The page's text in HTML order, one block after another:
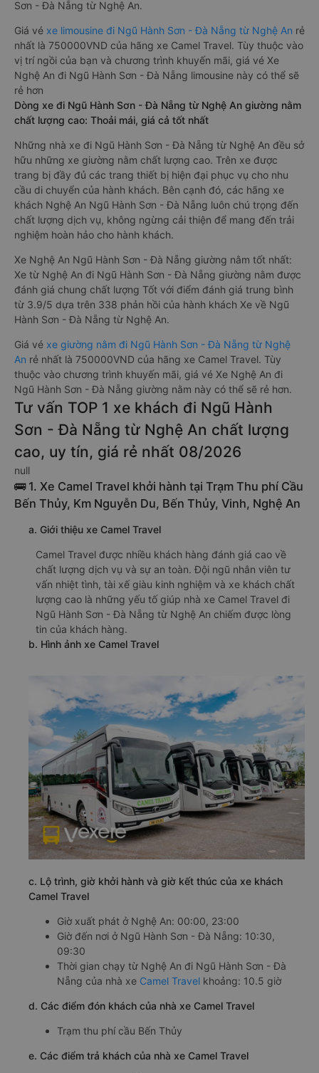
Sơn - Đà Nẵng từ Nghệ An.
Giá vé xe limousine đi Ngũ Hành Sơn - Đà Nẵng từ Nghệ An rẻ
nhất là 750000VND của hãng xe Camel Travel. Tùy thuộc vào
vị trí ngồi của bạn và chương trình khuyến mãi, giá vé Xe
Nghệ An đi Ngũ Hành Sơn - Đà Nẵng limousine này có thể sẽ
rẻ hơn
Dòng xe đi Ngũ Hành Sơn - Đà Nẵng từ Nghệ An giường nằm
chất lượng cao: Thoải mái, giá cả tốt nhất
Những nhà xe đi Ngũ Hành Sơn - Đà Nẵng từ Nghệ An đều sở
hữu những xe giường nằm chất lượng cao. Trên xe được
trang bị đầy đủ các trang thiết bị hiện đại phục vụ cho nhu
cầu di chuyển của hành khách. Bên cạnh đó, các hãng xe
khách Nghệ An Ngũ Hành Sơn - Đà Nẵng luôn chú trọng đến
chất lượng dịch vụ, không ngừng cải thiện để mang đến trải
nghiệm hoàn hảo cho hành khách.
Xe Nghệ An Ngũ Hành Sơn - Đà Nẵng giường nằm tốt nhất:
Xe từ Nghệ An đi Ngũ Hành Sơn - Đà Nẵng giường nằm được
đánh giá chung chất lượng Tốt với điểm đánh giá trung bình
từ 3.9/5 dựa trên 338 phản hồi của hành khách Xe về Ngũ
Hành Sơn - Đà Nẵng từ Nghệ An.
Giá vé xe giường nằm đi Ngũ Hành Sơn - Đà Nẵng từ Nghệ
An rẻ nhất là 750000VND của hãng xe Camel Travel. Tùy
thuộc vào chương trình khuyến mãi, giá vé Xe Nghệ An đi
Ngũ Hành Sơn - Đà Nẵng giường nằm này có thể sẽ rẻ hơn.
Tư vấn TOP 1 xe khách đi Ngũ Hành
Sơn - Đà Nẵng từ Nghệ An chất lượng
cao, uy tín, giá rẻ nhất 08/2026
null
🚌 1. Xe Camel Travel khởi hành tại Trạm Thu phí Cầu
Bến Thủy, Km Nguyễn Du, Bến Thủy, Vinh, Nghệ An
a. Giới thiệu xe Camel Travel
Camel Travel được nhiều khách hàng đánh giá cao về
chất lượng dịch vụ và sự an toàn. Đội ngũ nhân viên tư
vấn nhiệt tình, tài xế giàu kinh nghiệm và xe khách chất
lượng cao là những yếu tố giúp nhà xe Camel Travel đi
Ngũ Hành Sơn - Đà Nẵng từ Nghệ An chiếm được lòng
tin của khách hàng.
b. Hình ảnh xe Camel Travel
c. Lộ trình, giờ khởi hành và giờ kết thúc của xe khách
Camel Travel
Giờ xuất phát ở Nghệ An: 00:00, 23:00
Giờ đến nơi ở Ngũ Hành Sơn - Đà Nẵng: 10:30,
09:30
Thời gian chạy từ Nghệ An đi Ngũ Hành Sơn - Đà
Nẵng của nhà xe Camel Travel khoảng: 10.5 giờ
d. Các điểm đón khách của nhà xe Camel Travel
Trạm thu phí cầu Bến Thủy
e. Các điểm trả khách của nhà xe Camel Travel